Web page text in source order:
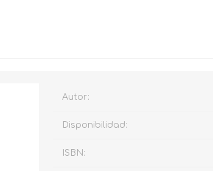
Autor:
Disponibilidad:
ISBN: